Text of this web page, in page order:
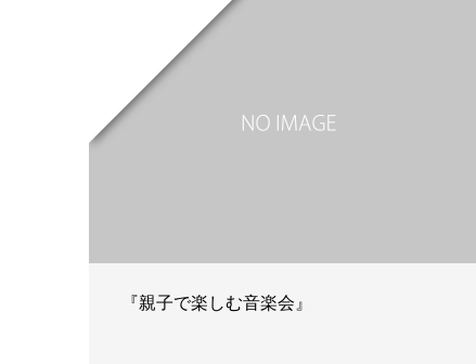
『親子で楽しむ音楽会』